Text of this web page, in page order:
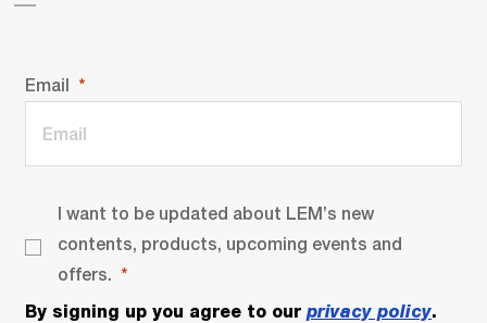
Email
I want to be updated about LEM’s new
contents, products, upcoming events and
offers.
By signing up you agree to our privacy policy.